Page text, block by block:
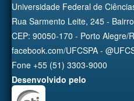
Universidade Federal de
Rua Sarmento Leite, 245 -
CEP: 90050-170 - Porto Alegre/
facebook.com/UFCSPA -
Fone +55 (51) 3303-9000
Desenvolvido pelo